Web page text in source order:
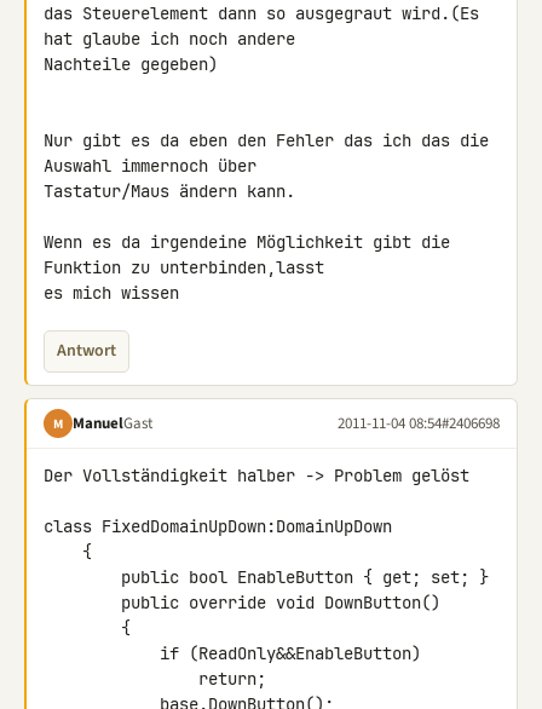
das Steuerelement dann so ausgegraut wird.(Es
hat glaube ich noch andere
Nachteile gegeben)
Nur gibt es da eben den Fehler das ich das die
Auswahl immernoch über
Tastatur/Maus ändern kann.
Wenn es da irgendeine Möglichkeit gibt die
Funktion zu unterbinden,lasst
es mich wissen
Antwort
M ManuelGast 2011-11-04 08:54#2406698
Der Vollständigkeit halber -> Problem gelöst
class FixedDomainUpDown:DomainUpDown